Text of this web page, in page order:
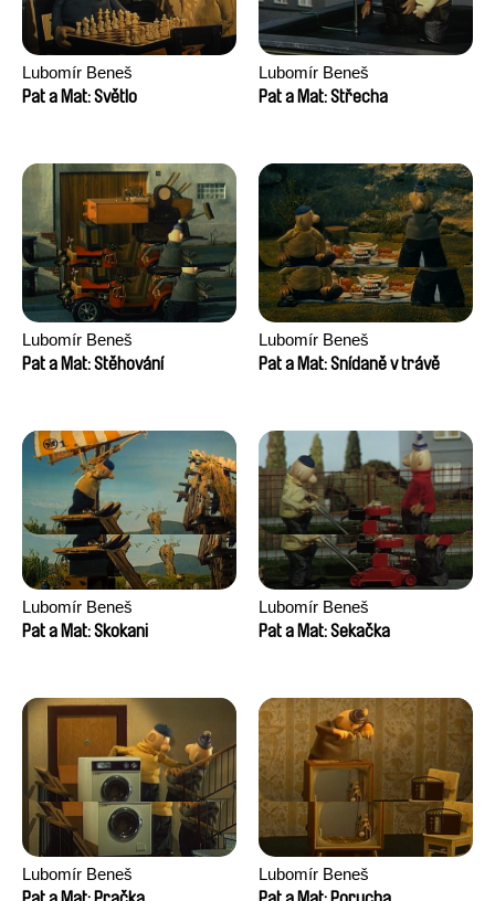
Lubomír Beneš
Pat a Mat: Světlo
Lubomír Beneš
Pat a Mat: Střecha
Lubomír Beneš
Pat a Mat: Stěhování
Lubomír Beneš
Pat a Mat: Snídaně v trávě
Lubomír Beneš
Pat a Mat: Skokani
Lubomír Beneš
Pat a Mat: Sekačka
Lubomír Beneš
Lubomír Beneš